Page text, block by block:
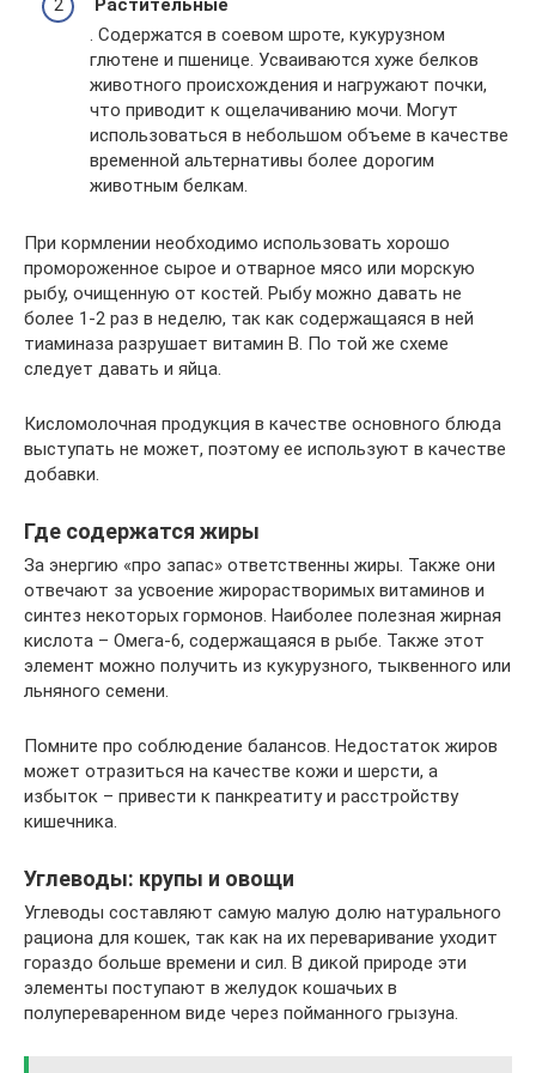
. Содержатся в соевом шроте, кукурузном
глютене и пшенице. Усваиваются хуже белков
животного происхождения и нагружают почки,
что приводит к ощелачиванию мочи. Могут
использоваться в небольшом объеме в качестве
временной альтернативы более дорогим
животным белкам.
При кормлении необходимо использовать хорошо
промороженное сырое и отварное мясо или морскую
рыбу, очищенную от костей. Рыбу можно давать не
более 1-2 раз в неделю, так как содержащаяся в ней
тиаминаза разрушает витамин B. По той же схеме
следует давать и яйца.
Кисломолочная продукция в качестве основного блюда
выступать не может, поэтому ее используют в качестве
добавки.
Где содержатся жиры
За энергию «про запас» ответственны жиры. Также они
отвечают за усвоение жирорастворимых витаминов и
синтез некоторых гормонов. Наиболее полезная жирная
кислота – Омега-6, содержащаяся в рыбе. Также этот
элемент можно получить из кукурузного, тыквенного или
льняного семени.
Помните про соблюдение балансов. Недостаток жиров
может отразиться на качестве кожи и шерсти, а
избыток – привести к панкреатиту и расстройству
кишечника.
Углеводы: крупы и овощи
Углеводы составляют самую малую долю натурального
рациона для кошек, так как на их переваривание уходит
гораздо больше времени и сил. В дикой природе эти
элементы поступают в желудок кошачьих в
полупереваренном виде через пойманного грызуна.